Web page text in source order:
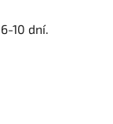
10 dní.